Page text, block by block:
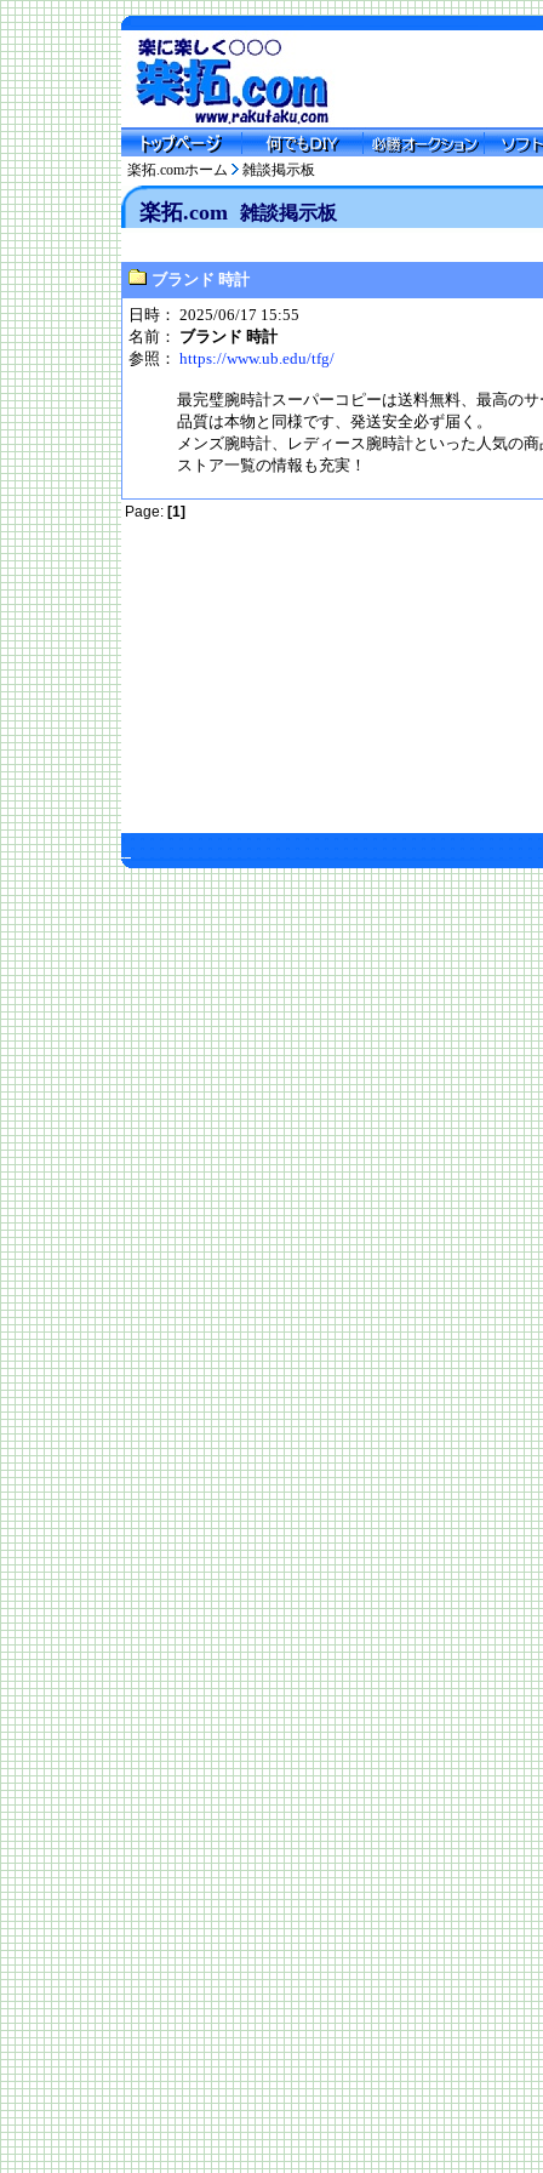
楽拓.comホーム 雑談掲示板
楽拓.com 雑談掲示板
ブランド 時計
日時： 2025/06/17 15:55
名前： ブランド 時計
参照： https://www.ub.edu/tfg/
最完璧腕時計スーパーコピーは送料無料、最高の
品質は本物と同様です、発送安全必ず届く。
メンズ腕時計、レディース腕時計といった人気の
ストア一覧の情報も充実！
Page: [1]